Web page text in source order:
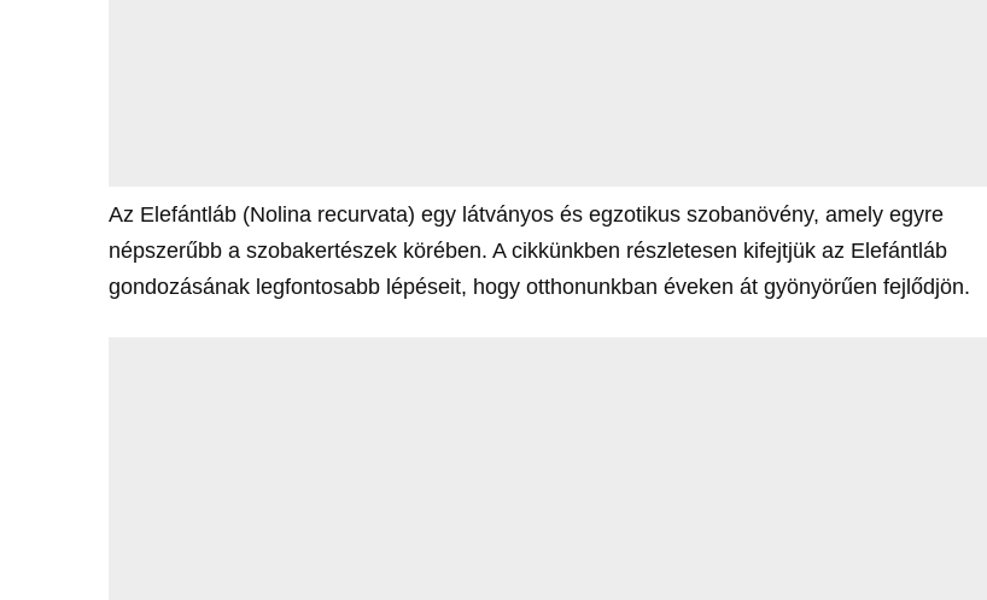
Az Elefántláb (Nolina recurvata) egy látványos és egzotikus szobanövény, amely egyre
népszerűbb a szobakertészek körében. A cikkünkben részletesen kifejtjük az Elefántláb
gondozásának legfontosabb lépéseit, hogy otthonunkban éveken át gyönyörűen fejlődjön.